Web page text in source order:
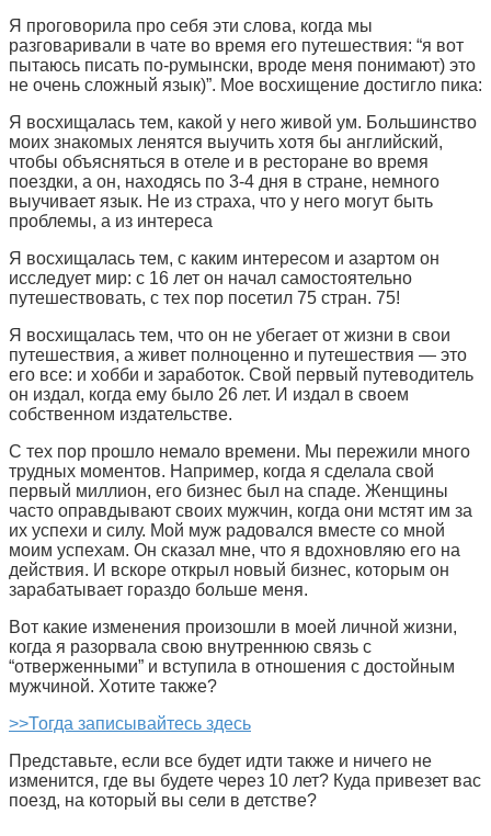
Я проговорила про себя эти слова, когда мы
разговаривали в чате во время его путешествия: “я вот
пытаюсь писать по-румынски, вроде меня понимают) это
не очень сложный язык)”. Мое восхищение достигло пика:
Я восхищалась тем, какой у него живой ум. Большинство
моих знакомых ленятся выучить хотя бы английский,
чтобы объясняться в отеле и в ресторане во время
поездки, а он, находясь по 3-4 дня в стране, немного
выучивает язык. Не из страха, что у него могут быть
проблемы, а из интереса
Я восхищалась тем, с каким интересом и азартом он
исследует мир: с 16 лет он начал самостоятельно
путешествовать, с тех пор посетил 75 стран. 75!
Я восхищалась тем, что он не убегает от жизни в свои
путешествия, а живет полноценно и путешествия — это
его все: и хобби и заработок. Свой первый путеводитель
он издал, когда ему было 26 лет. И издал в своем
собственном издательстве.
С тех пор прошло немало времени. Мы пережили много
трудных моментов. Например, когда я сделала свой
первый миллион, его бизнес был на спаде. Женщины
часто оправдывают своих мужчин, когда они мстят им за
их успехи и силу. Мой муж радовался вместе со мной
моим успехам. Он сказал мне, что я вдохновляю его на
действия. И вскоре открыл новый бизнес, которым он
зарабатывает гораздо больше меня.
Вот какие изменения произошли в моей личной жизни,
когда я разорвала свою внутреннюю связь с
“отверженными” и вступила в отношения с достойным
мужчиной. Хотите также?
>>Тогда записывайтесь здесь
Представьте, если все будет идти также и ничего не
изменится, где вы будете через 10 лет? Куда привезет вас
поезд, на который вы сели в детстве?